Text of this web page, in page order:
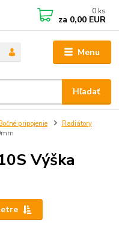
Menu
Hľadať
0 ks
za 0,00 EUR
pripojenie
Radiátory
Výška